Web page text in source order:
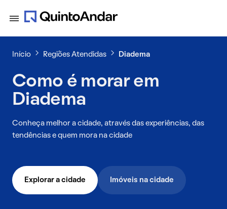
Início Regiões Atendidas Diadema
Como é morar em
Diadema
Conheça melhor a cidade, através das experiências, das
tendências e quem mora na cidade
Explorar a cidade Imóveis na cidade